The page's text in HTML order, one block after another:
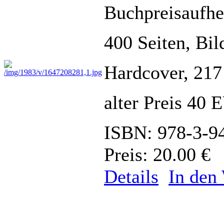
400 Seiten,
Hardcover,
alter Preis 40
ISBN: 978-3-
Preis: 20.00 €
Details In den